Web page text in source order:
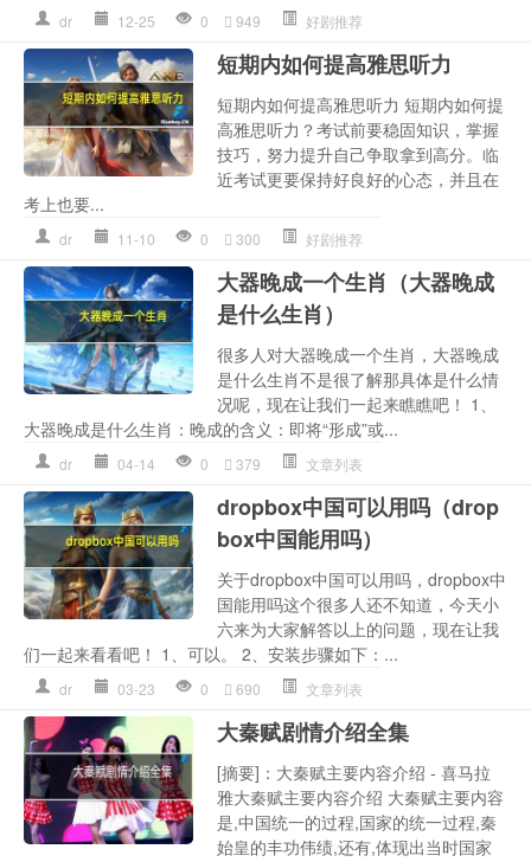
dr 12-25 0 949 好剧推荐
短期内如何提高雅思听力
短期内如何提高雅思听力 短期内如何提
高雅思听力？考试前要稳固知识，掌握
技巧，努力提升自己争取拿到高分。临
近考试更要保持好良好的心态，并且在
考上也要...
dr 11-10 0 300 好剧推荐
大器晚成一个生肖（大器晚成
是什么生肖）
很多人对大器晚成一个生肖，大器晚成
是什么生肖不是很了解那具体是什么情
况呢，现在让我们一起来瞧瞧吧！ 1、
大器晚成是什么生肖：晚成的含义：即将“形成”或...
dr 04-14 0 379 文章列表
dropbox中国可以用吗（drop
box中国能用吗）
关于dropbox中国可以用吗，dropbox中
国能用吗这个很多人还不知道，今天小
六来为大家解答以上的问题，现在让我
们一起来看看吧！ 1、可以。 2、安装步骤如下：...
dr 03-23 0 690 文章列表
大秦赋剧情介绍全集
[摘要]：大秦赋主要内容介绍 - 喜马拉
雅大秦赋主要内容介绍 大秦赋主要内容
是,中国统一的过程,国家的统一过程,秦
始皇的丰功伟绩,还有,体现出当时国家